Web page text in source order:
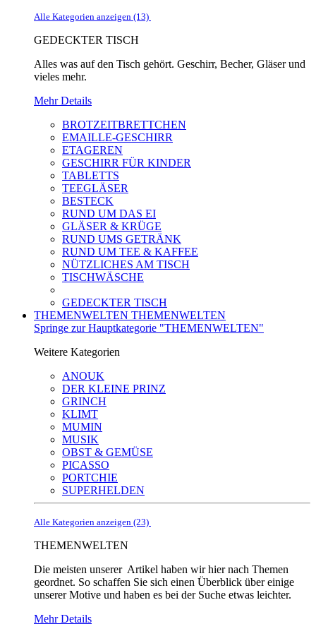
Alle Kategorien anzeigen (13)
GEDECKTER TISCH
Alles was auf den Tisch gehört. Geschirr, Becher, Gläser und
vieles mehr.
Mehr Details
BROTZEITBRETTCHEN
EMAILLE-GESCHIRR
ETAGEREN
GESCHIRR FÜR KINDER
TABLETTS
TEEGLÄSER
BESTECK
RUND UM DAS EI
GLÄSER & KRÜGE
RUND UMS GETRÄNK
RUND UM TEE & KAFFEE
NÜTZLICHES AM TISCH
TISCHWÄSCHE
GEDECKTER TISCH
THEMENWELTEN THEMENWELTEN
Springe zur Hauptkategorie "THEMENWELTEN"
Weitere Kategorien
ANOUK
DER KLEINE PRINZ
GRINCH
KLIMT
MUMIN
MUSIK
OBST & GEMÜSE
PICASSO
PORTCHIE
SUPERHELDEN
Alle Kategorien anzeigen (23)
THEMENWELTEN
Die meisten unserer Artikel haben wir hier nach Themen
geordnet. So schaffen Sie sich einen Überblick über einige
unserer Motive und haben es bei der Suche etwas leichter.
Mehr Details